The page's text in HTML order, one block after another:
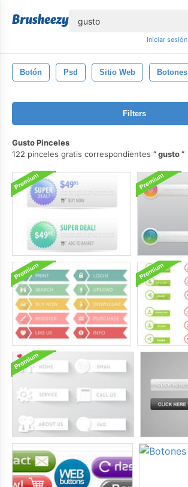
Iniciar sesión
Botón Psd Sitio Web Botones
Filters
Gusto Pinceles
122 pinceles gratis correspondientes
gusto